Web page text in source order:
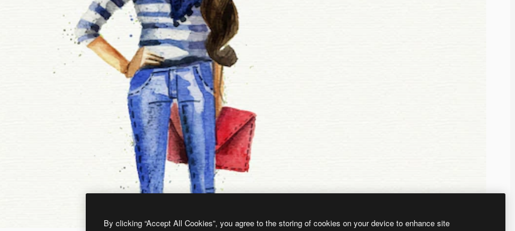
By clicking “Accept All Cookies”, you agree to the storing of cookies on your device to enhance site